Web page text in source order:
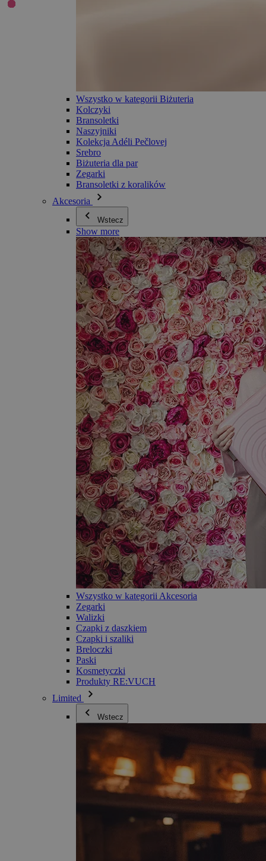
Wszystko w kategorii Biżuteria
Kolczyki
Bransoletki
Naszyjniki
Kolekcja Adéli Pečlovej
Srebro
Biżuteria dla par
Zegarki
Bransoletki z koralików
Akcesoria
Wstecz
Show more
Wszystko w kategorii Akcesoria
Zegarki
Walizki
Czapki z daszkiem
Czapki i szaliki
Breloczki
Paski
Kosmetyczki
Produkty RE:VUCH
Limited
Wstecz